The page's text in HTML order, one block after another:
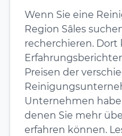
Wenn Sie eine
Region Sâles
recherchieren. Dort
Preisen der
Unternehmen
denen Sie mehr
erfahren können.